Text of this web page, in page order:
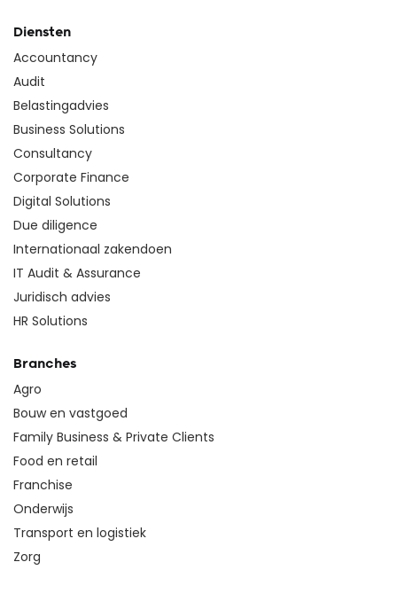
Diensten
Accountancy
Audit
Belastingadvies
Business Solutions
Consultancy
Corporate Finance
Digital Solutions
Due diligence
Internationaal zakendoen
IT Audit & Assurance
Juridisch advies
HR Solutions
Branches
Agro
Bouw en vastgoed
Family Business & Private Clients
Food en retail
Franchise
Onderwijs
Transport en logistiek
Zorg